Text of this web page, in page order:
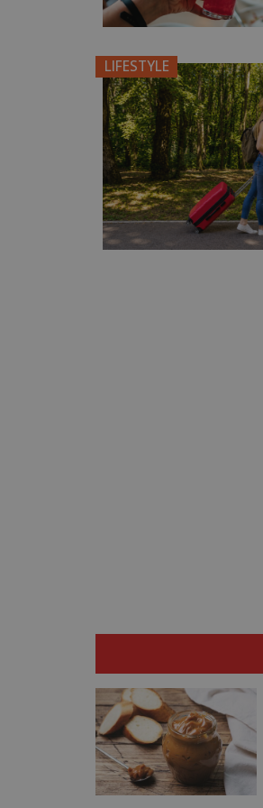
LIFESTYLE